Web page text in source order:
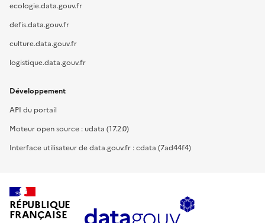
ecologie.data.gouv.fr
defis.data.gouv.fr
culture.data.gouv.fr
logistique.data.gouv.fr
Développement
API du portail
Moteur open source : udata (17.2.0)
Interface utilisateur de data.gouv.fr : cdata (7ad44f4)
RÉPUBLIQUE
FRANÇAISE